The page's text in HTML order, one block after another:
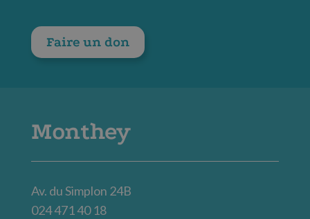
Faire un don
Monthey
Av. du Simplon 24B
024 471 40 18